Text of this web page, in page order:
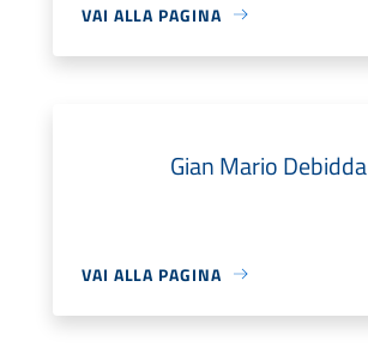
VAI ALLA PAGINA
Gian Mario Debidda
VAI ALLA PAGINA